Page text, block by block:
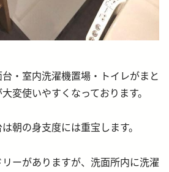
・室内洗濯機置場・トイレがまと
変使いやすくなっております。
朝の身支度には重宝します。
ーがありますが、洗面所内に洗濯